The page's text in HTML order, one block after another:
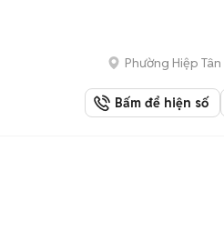
Phường Hiệp Tân
Bấm để hiện số